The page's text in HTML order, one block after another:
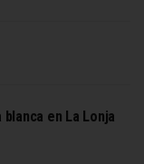
en La Lonja